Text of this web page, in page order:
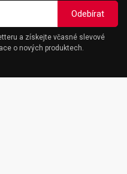
a získejte včasné slevové
o nových produktech.